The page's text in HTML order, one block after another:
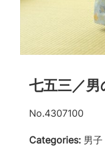
七五三／
No.4307100
Categories: 男子